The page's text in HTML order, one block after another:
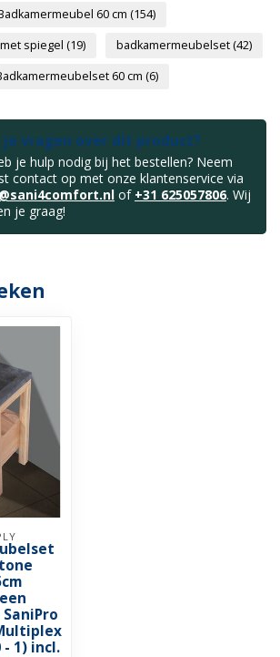
60 cm (154)
spiegel (19) badkamermeubelset(42)
60 cm (6)
je vragen over dit product?
je hulp nodig bij het bestellen? Neem
contact op met onze klantenservice via
of +31 625057806. Wij
je graag!
1) incl.